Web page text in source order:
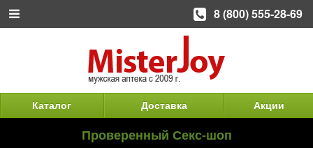
Каталог Доставка Акции
Проверенный Секс-шоп
8 (800) 555-28-69